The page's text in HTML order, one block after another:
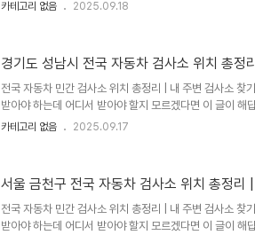
토요일 오전 검사 가능 (09:00~13:00)예약 시스템 운영
사소1급 정비소 중 검사 지정을 받은 업체로 접근성이 좋
검사를 동시에 받..
카테고리 없음 2025.09.18
경기도 성남시 전국 자동차 검사소 위치 총정
전국 자동차 민간 검사소 위치 총정리 | 내 주변 검사소 찾
받아야 하는데 어디서 받아야 할지 모르겠다면 이 글이
개의 자동차검사소가 운영되고 있으며, 한국교통안전공단
토요일 오전 검사 가능 (09:00~13:00)예약 시스템 운영
사소1급 정비소 중 검사 지정을 받은 업체로 접근성이 좋
검사를 동시에 받..
카테고리 없음 2025.09.17
서울 금천구 전국 자동차 검사소 위치 총정리
전국 자동차 민간 검사소 위치 총정리 | 내 주변 검사소 찾
받아야 하는데 어디서 받아야 할지 모르겠다면 이 글이